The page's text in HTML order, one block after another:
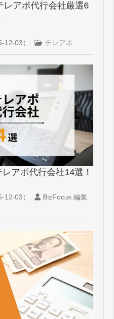
レアポ代行会社厳選6
12-03） テレアポ
アポ代行会社14選！
12-03）
BizFocus 編集